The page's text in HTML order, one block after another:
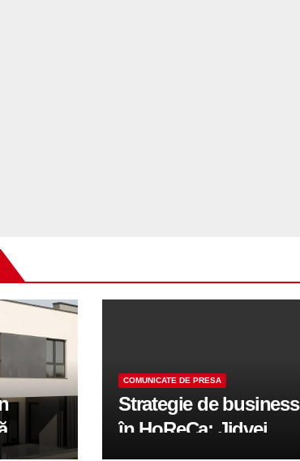
COMUNICATE DE PRESA
Strategie de business
în HoReCa: Jidvei
transformă terasele în